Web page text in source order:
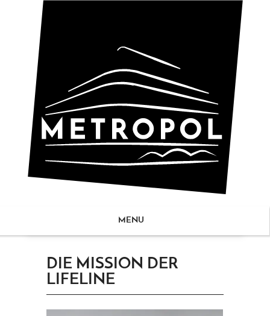
MENU
DIE MISSION DER
LIFELINE